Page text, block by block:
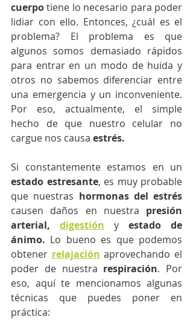
cuerpo tiene lo necesario para poder
lidiar con ello. Entonces, ¿cuál es el
problema? El problema es que
algunos somos demasiado rápidos
para entrar en un modo de huida y
otros no sabemos diferenciar entre
una emergencia y un inconveniente.
Por eso, actualmente, el simple
hecho de que nuestro celular no
cargue nos causa estrés.
Si constantemente estamos en un
estado estresante, es muy probable
que nuestras hormonas del estrés
causen daños en nuestra presión
arterial,
digestión y estado de
ánimo. Lo bueno es que podemos
obtener relajación aprovechando el
poder de nuestra respiración. Por
eso, aquí te mencionamos algunas
técnicas que puedes poner en
práctica: